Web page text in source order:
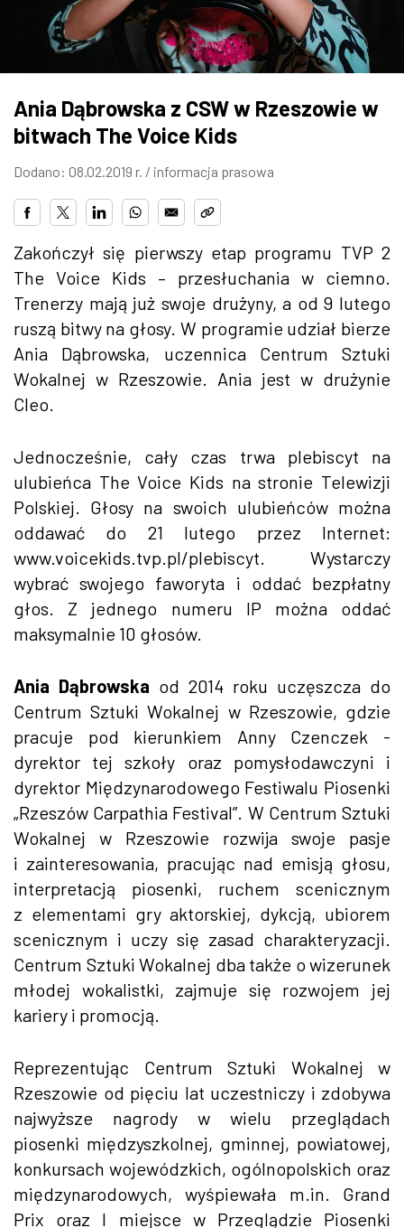
ZDJĘCIA
W RZESZOWIE
Ania Dąbrowska z CSW w Rzeszowie w
bitwach The Voice Kids
Dodano: 08.02.2019 r. / informacja prasowa
Zakończył się pierwszy etap programu TVP 2
The Voice Kids – przesłuchania w ciemno.
Trenerzy mają już swoje drużyny, a od 9 lutego
ruszą bitwy na głosy. W programie udział bierze
Ania Dąbrowska, uczennica Centrum Sztuki
Wokalnej w Rzeszowie. Ania jest w drużynie
Cleo.
Jednocześnie, cały czas trwa plebiscyt na
ulubieńca The Voice Kids na stronie Telewizji
Polskiej. Głosy na swoich ulubieńców można
oddawać do 21 lutego przez Internet:
www.voicekids.tvp.pl/plebiscyt. Wystarczy
wybrać swojego faworyta i oddać bezpłatny
głos. Z jednego numeru IP można oddać
maksymalnie 10 głosów.
Ania Dąbrowska od 2014 roku uczęszcza do
Centrum Sztuki Wokalnej w Rzeszowie, gdzie
pracuje pod kierunkiem Anny Czenczek -
dyrektor tej szkoły oraz pomysłodawczyni i
dyrektor Międzynarodowego Festiwalu Piosenki
„Rzeszów Carpathia Festival”. W Centrum Sztuki
Wokalnej w Rzeszowie rozwija swoje pasje
i zainteresowania, pracując nad emisją głosu,
interpretacją piosenki, ruchem scenicznym
z elementami gry aktorskiej, dykcją, ubiorem
scenicznym i uczy się zasad charakteryzacji.
Centrum Sztuki Wokalnej dba także o wizerunek
młodej wokalistki, zajmuje się rozwojem jej
kariery i promocją.
Reprezentując Centrum Sztuki Wokalnej w
Rzeszowie od pięciu lat uczestniczy i zdobywa
najwyższe nagrody w wielu przeglądach
piosenki międzyszkolnej, gminnej, powiatowej,
konkursach wojewódzkich, ogólnopolskich oraz
międzynarodowych, wyśpiewała m.in. Grand
Prix oraz I miejsce w Przeglądzie Piosenki